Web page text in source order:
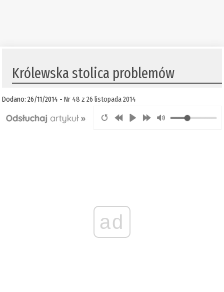
Królewska stolica problemów
Dodano: 26/11/2014 -Nr 48 z 26 listopada 2014
ad